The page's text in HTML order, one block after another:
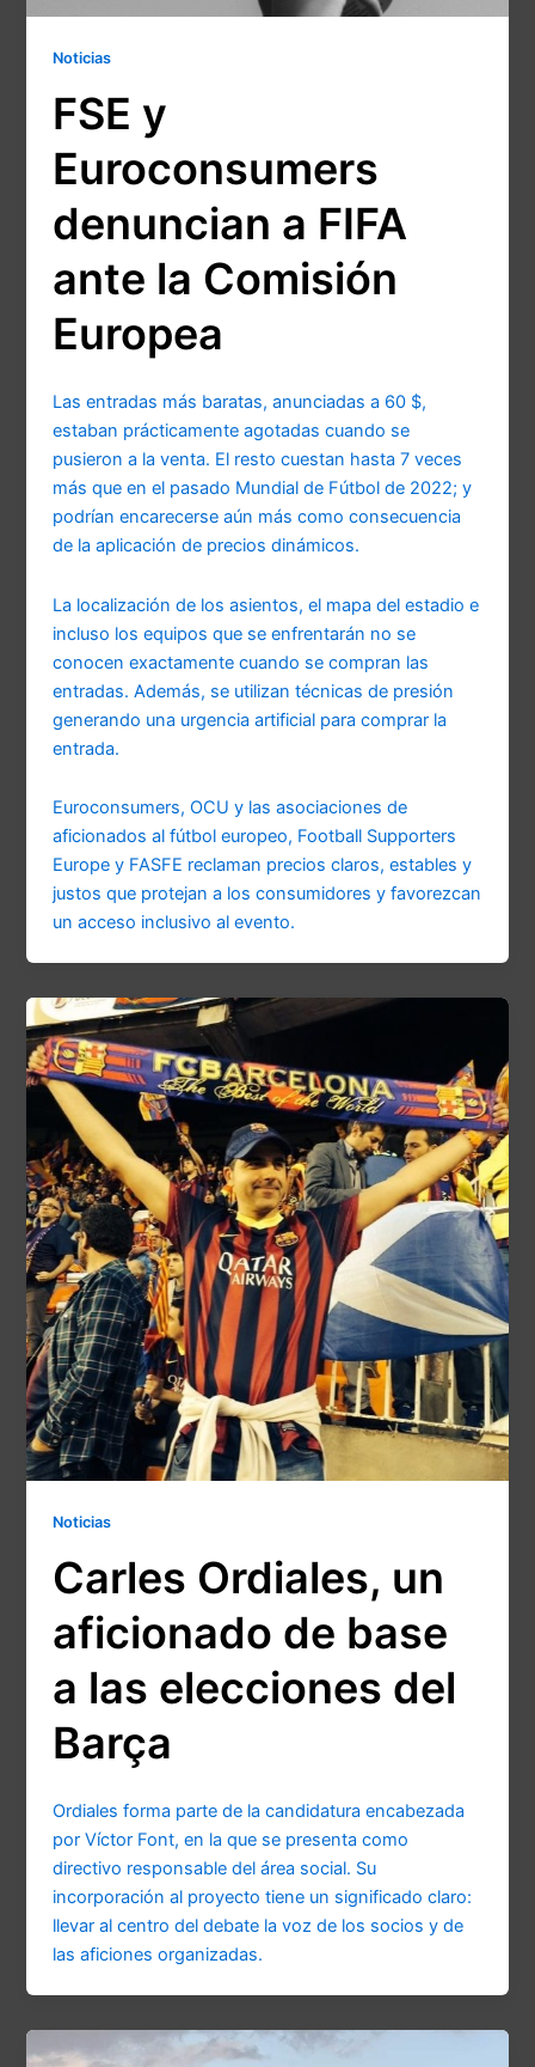
Noticias
FSE y
Euroconsumers
denuncian a FIFA
ante la Comisión
Europea
Las entradas más baratas, anunciadas a 60 $,
estaban prácticamente agotadas cuando se
pusieron a la venta. El resto cuestan hasta 7 veces
más que en el pasado Mundial de Fútbol de 2022; y
podrían encarecerse aún más como consecuencia
de la aplicación de precios dinámicos.
La localización de los asientos, el mapa del estadio e
incluso los equipos que se enfrentarán no se
conocen exactamente cuando se compran las
entradas. Además, se utilizan técnicas de presión
generando una urgencia artificial para comprar la
entrada.
Euroconsumers, OCU y las asociaciones de
aficionados al fútbol europeo, Football Supporters
Europe y FASFE reclaman precios claros, estables y
justos que protejan a los consumidores y favorezcan
un acceso inclusivo al evento.
Noticias
Carles Ordiales, un
aficionado de base
a las elecciones del
Barça
Ordiales forma parte de la candidatura encabezada
por Víctor Font, en la que se presenta como
directivo responsable del área social. Su
incorporación al proyecto tiene un significado claro:
llevar al centro del debate la voz de los socios y de
las aficiones organizadas.